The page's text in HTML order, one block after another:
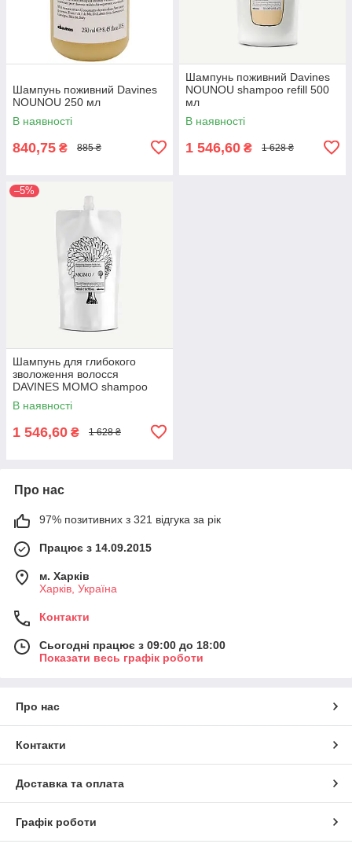
Шампунь поживний Davines
NOUNOU 250 мл
В наявності
840,75 ₴ 885 ₴
Шампунь поживний Davines
NOUNOU shampoo refill 500
мл
В наявності
1 546,60 ₴ 1 628 ₴
–5%
Шампунь для глибокого
зволоження волосся
DAVINES MOMO shampoo
refill 500 мл
В наявності
1 546,60 ₴ 1 628 ₴
Про нас
97% позитивних з 321 відгука за рік
Працює з 14.09.2015
м. Харків
Харків, Україна
Контакти
Сьогодні працює з 09:00 до 18:00
Показати весь графік роботи
Про нас
Контакти
Доставка та оплата
Графік роботи